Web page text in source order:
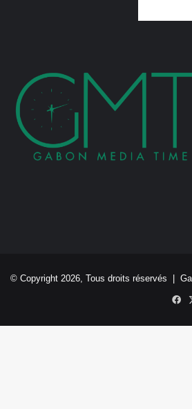
© Copyright 2026, Tous droits réservés |